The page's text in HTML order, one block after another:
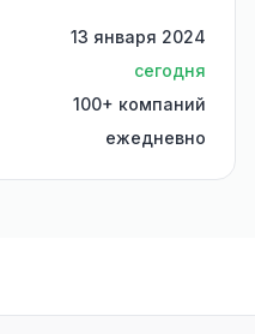
13 января 2024
сегодня
100+ компаний
ежедневно